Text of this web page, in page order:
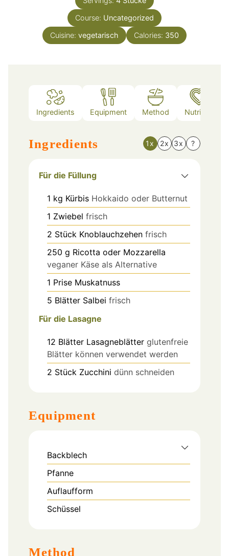
Course: Uncategorized
Cuisine: vegetarisch Calories: 350
Ingredients Equipment Method Nutrition
Ingredients 1x 2x 3x ?
Für die Füllung
1 kg Kürbis Hokkaido oder Butternut
1 Zwiebel frisch
2 Stück Knoblauchzehen frisch
250 g Ricotta oder Mozzarella
veganer Käse als Alternative
1 Prise Muskatnuss
5 Blätter Salbei frisch
Für die Lasagne
12 Blätter Lasagneblätter glutenfreie
Blätter können verwendet werden
2 Stück Zucchini dünn schneiden
Equipment
Backblech
Pfanne
Auflaufform
Schüssel
Method